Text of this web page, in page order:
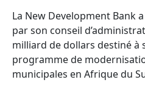
La New Development Bank
par son conseil
milliard de dollars destiné à
programme de
municipales en Afrique du